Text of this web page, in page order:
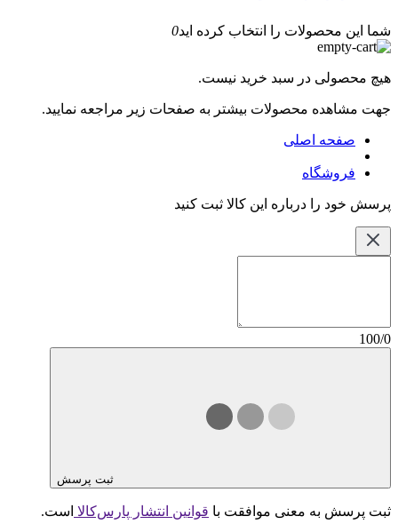
شما این محصولات را انتخاب کرده اید0
هیچ محصولی در سبد خرید نیست.
جهت مشاهده محصولات بیشتر به صفحات زیر مراجعه نمایید.
صفحه اصلی
فروشگاه
پرسش خود را درباره این کالا ثبت کنید
100/0
ثبت پرسش
ثبت پرسش به معنی موافقت با قوانین انتشار پارس‌کالا است.